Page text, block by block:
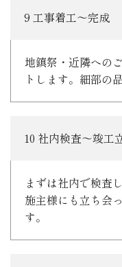
9 工事着工～完成
地鎮祭・近隣への
トします。細部の
10 社内検査～竣工
まずは社内で検査
施主様にも立ち会
す。